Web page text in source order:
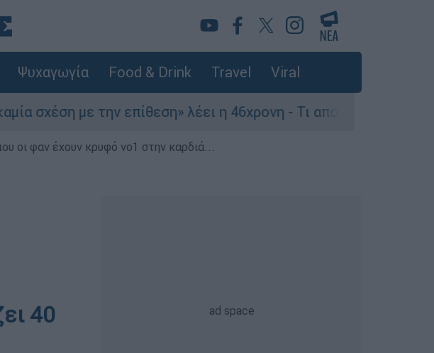
Ψυχαγωγία Food & Drink Travel Viral
με την επίθεση» λέει η 46χρονη - Τι αποκάλυψε στους
οι φαν έχουν κρυφό νο1 στην καρδιά...
40